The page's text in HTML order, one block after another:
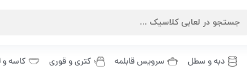
دبه و سطل سرویس قابلمه کتری و قوری کاسه و